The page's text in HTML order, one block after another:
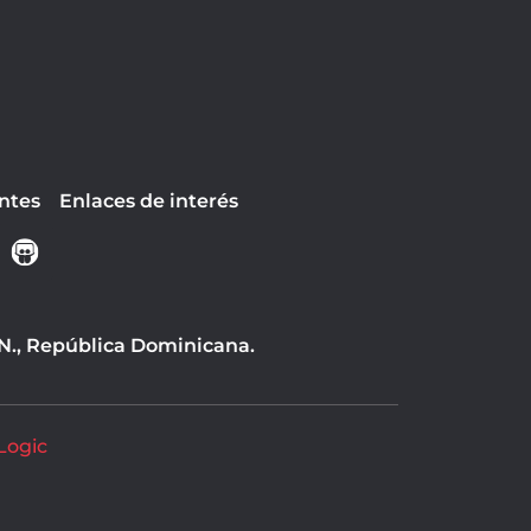
Enlaces de interés
República Dominicana.